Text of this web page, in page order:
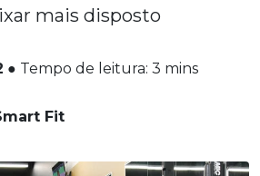
mais disposto
● Tempo de leitura: 3 mins
Fit